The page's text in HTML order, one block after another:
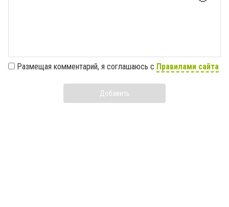
Размещая комментарий, я соглашаюсь с Правилами сайта
Добавить